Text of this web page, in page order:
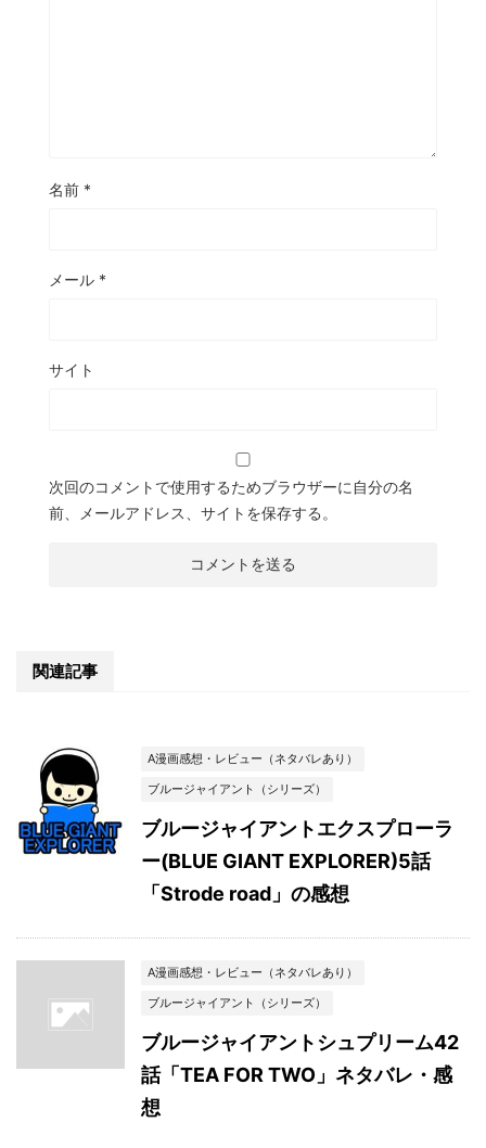
名前 *
メール *
サイト
次回のコメントで使用するためブラウザーに自分の名
前、メールアドレス、サイトを保存する。
関連記事
A漫画感想・レビュー（ネタバレあり）
ブルージャイアント（シリーズ）
ブルージャイアントエクスプローラ
ー(BLUE GIANT EXPLORER)5話
「Strode road」の感想
A漫画感想・レビュー（ネタバレあり）
ブルージャイアント（シリーズ）
ブルージャイアントシュプリーム42
話「TEA FOR TWO」ネタバレ・感
想